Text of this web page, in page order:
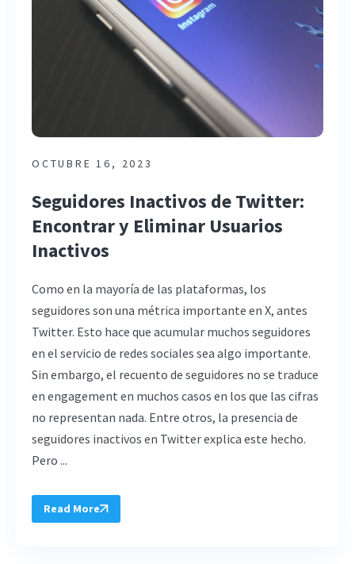
OCTUBRE 16, 2023
Seguidores Inactivos de Twitter:
Encontrar y Eliminar Usuarios
Inactivos
Como en la mayoría de las plataformas, los
seguidores son una métrica importante en X, antes
Twitter. Esto hace que acumular muchos seguidores
en el servicio de redes sociales sea algo importante.
Sin embargo, el recuento de seguidores no se traduce
en engagement en muchos casos en los que las cifras
no representan nada. Entre otros, la presencia de
seguidores inactivos en Twitter explica este hecho.
Pero ...
Read More